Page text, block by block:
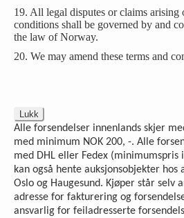
19. All legal disputes or claims arising
conditions shall be governed by and
the law of Norway.
20. We may amend these terms and
Lukk
Alle forsendelser innenlands skjer
med minimum NOK 200, -. Alle
med DHL eller Fedex (minimumspris
kan også hente auksjonsobjekter hos
Oslo og Haugesund. Kjøper står selv
adresse for fakturering og
ansvarlig for feiladresserte